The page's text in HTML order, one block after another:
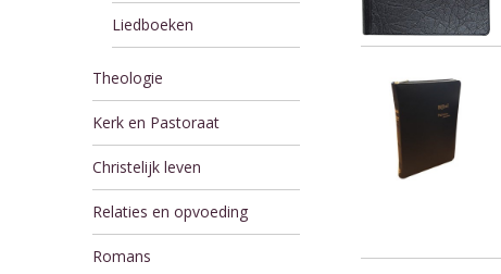
Liedboeken
Theologie
Kerk en Pastoraat
Christelijk leven
Relaties en opvoeding
Romans